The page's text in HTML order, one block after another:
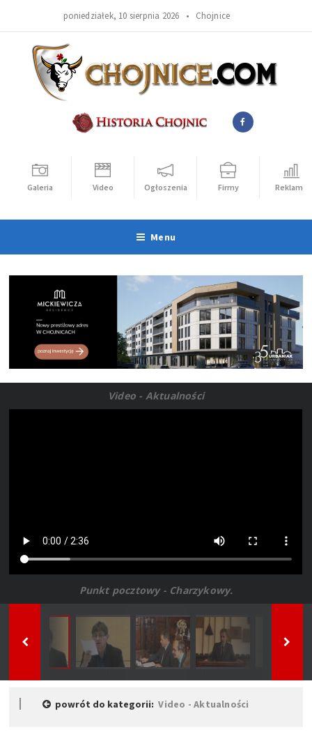
poniedziałek, 10 sierpnia 2026 • Chojnice
Galeria Video Ogłoszenia Firmy Reklama
Menu
Video - Aktualności
Punkt pocztowy - Charzykowy.
powrót do kategorii:Video - Aktualności